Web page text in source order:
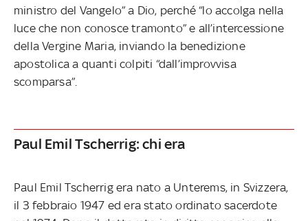
ministro del Vangelo” a Dio, perché “lo accolga nella
luce che non conosce tramonto” e all’intercessione
della Vergine Maria, inviando la benedizione
apostolica a quanti colpiti “dall’improvvisa
scomparsa”.
Paul Emil Tscherrig: chi era
Paul Emil Tscherrig era nato a Unterems, in Svizzera,
il 3 febbraio 1947 ed era stato ordinato sacerdote